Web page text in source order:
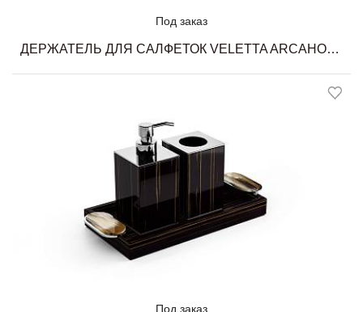
Под заказ
ДЕРЖАТЕЛЬ ДЛЯ САЛФЕТОК VELETTA ARCAHORN
Под заказ